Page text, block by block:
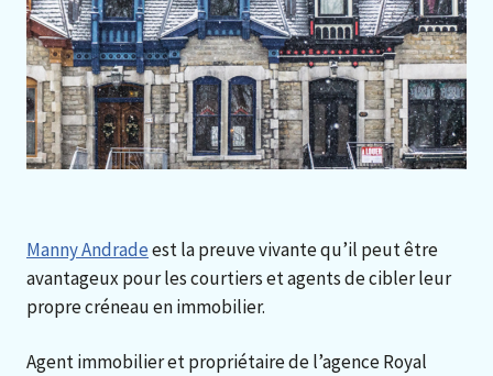
Manny Andradeest la preuve vivante qu’il peut être
avantageux pour les courtiers et agents de cibler leur
propre créneau en immobilier.
Agent immobilier et propriétaire de l’agence Royal